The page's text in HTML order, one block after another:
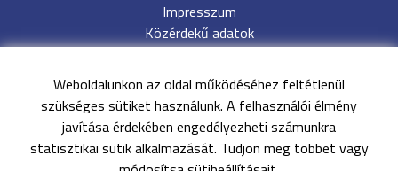
Weboldalunkon az oldal működéséhez feltétlenül
szükséges sütiket használunk. A felhasználói élmény
javítása érdekében engedélyezheti számunkra
statisztikai sütik alkalmazását. Tudjon meg többet vagy
Impresszum
Közérdekű adatok
Adatvédelem
Jogi nyilatkozat
Archívum
Akadálymentesítési nyilatkozat
Oldaltérkép
EESZT